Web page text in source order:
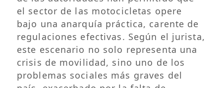
el sector de las motocicletas opere
bajo una anarquía práctica, carente de
regulaciones efectivas. Según el jurista,
este escenario no solo representa una
crisis de movilidad, sino uno de los
problemas sociales más graves del